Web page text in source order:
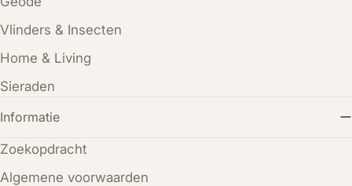
Vlinders & Insecten
Home & Living
Sieraden
Informatie
Zoekopdracht
Algemene voorwaarden